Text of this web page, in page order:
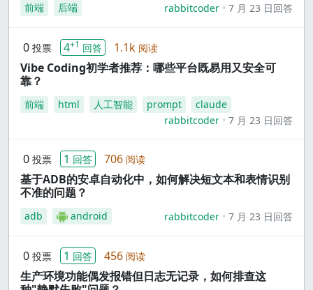
前端 后端 rabbitcoder 7 月 23 日回答
0 投票 4+1 回答 1.1k 阅读
Vibe Coding初学者推荐：哪些平台既易用又安全可
靠？
前端 html 人工智能 prompt
claude
rabbitcoder
7 月 23 日回答
0 投票 1 回答 706 阅读
基于ADB的安卓自动化中，如何解决短文本和表情识别
不准的问题？
adb android rabbitcoder 7 月 23 日回答
0 投票 1 回答 456 阅读
生产环境功能偶发报错但日志无记录，如何排查这